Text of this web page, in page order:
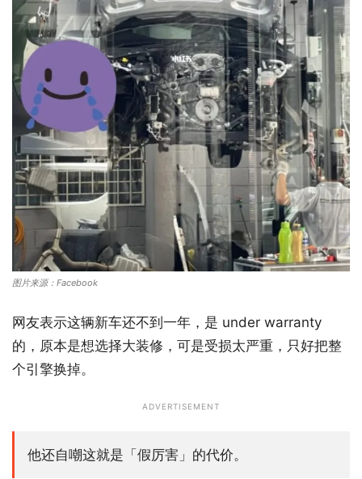
图片来源：Facebook
网友表示这辆新车还不到一年，是 under warranty
的，原本是想选择大装修，可是受损太严重，只好把整
个引擎换掉。
ADVERTISEMENT
他还自嘲这就是「假厉害」的代价。